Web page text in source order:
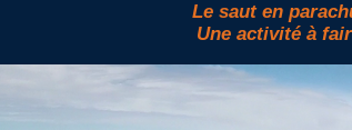
Le saut en
Une activité à